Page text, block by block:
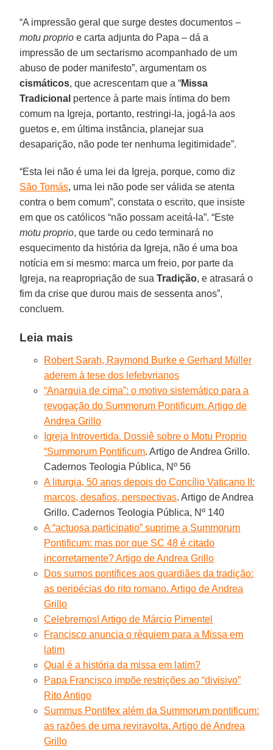
“A impressão geral que surge destes documentos –
motu proprio e carta adjunta do Papa – dá a
impressão de um sectarismo acompanhado de um
abuso de poder manifesto”, argumentam os
cismáticos, que acrescentam que a “Missa
Tradicional pertence à parte mais íntima do bem
comum na Igreja, portanto, restringi-la, jogá-la aos
guetos e, em última instância, planejar sua
desaparição, não pode ter nenhuma legitimidade”.
“Esta lei não é uma lei da Igreja, porque, como diz
São Tomás, uma lei não pode ser válida se atenta
contra o bem comum”, constata o escrito, que insiste
em que os católicos “não possam aceitá-la”. “Este
motu proprio, que tarde ou cedo terminará no
esquecimento da história da Igreja, não é uma boa
notícia em si mesmo: marca um freio, por parte da
Igreja, na reapropriação de suaTradição, e atrasará o
fim da crise que durou mais de sessenta anos”,
concluem.
Leia mais
Robert Sarah, Raymond Burke e Gerhard Müller
aderem à tese dos lefebvrianos
“Anarquia de cima”: o motivo sistemático para a
revogação do Summorum Pontificum. Artigo de
Andrea Grillo
Igreja Introvertida. Dossiê sobre o Motu Proprio
“Summorum Pontificum. Artigo de Andrea Grillo.
Cadernos Teologia Pública, Nº 56
A liturgia, 50 anos depois do Concílio Vaticano II:
marcos, desafios, perspectivas. Artigo de Andrea
Grillo. Cadernos Teologia Pública, Nº 140
A “actuosa participatio” suprime a Summorum
Pontificum: mas por que SC 48 é citado
incorretamente? Artigo de Andrea Grillo
Dos sumos pontífices aos guardiães da tradição:
as peripécias do rito romano. Artigo de Andrea
Grillo
Celebremos! Artigo de Márcio Pimentel
Francisco anuncia o réquiem para a Missa em
latim
Qual é a história da missa em latim?
Papa Francisco impõe restrições ao “divisivo”
Rito Antigo
Summus Pontifex além da Summorum pontificum:
as razões de uma reviravolta. Artigo de Andrea
Grillo